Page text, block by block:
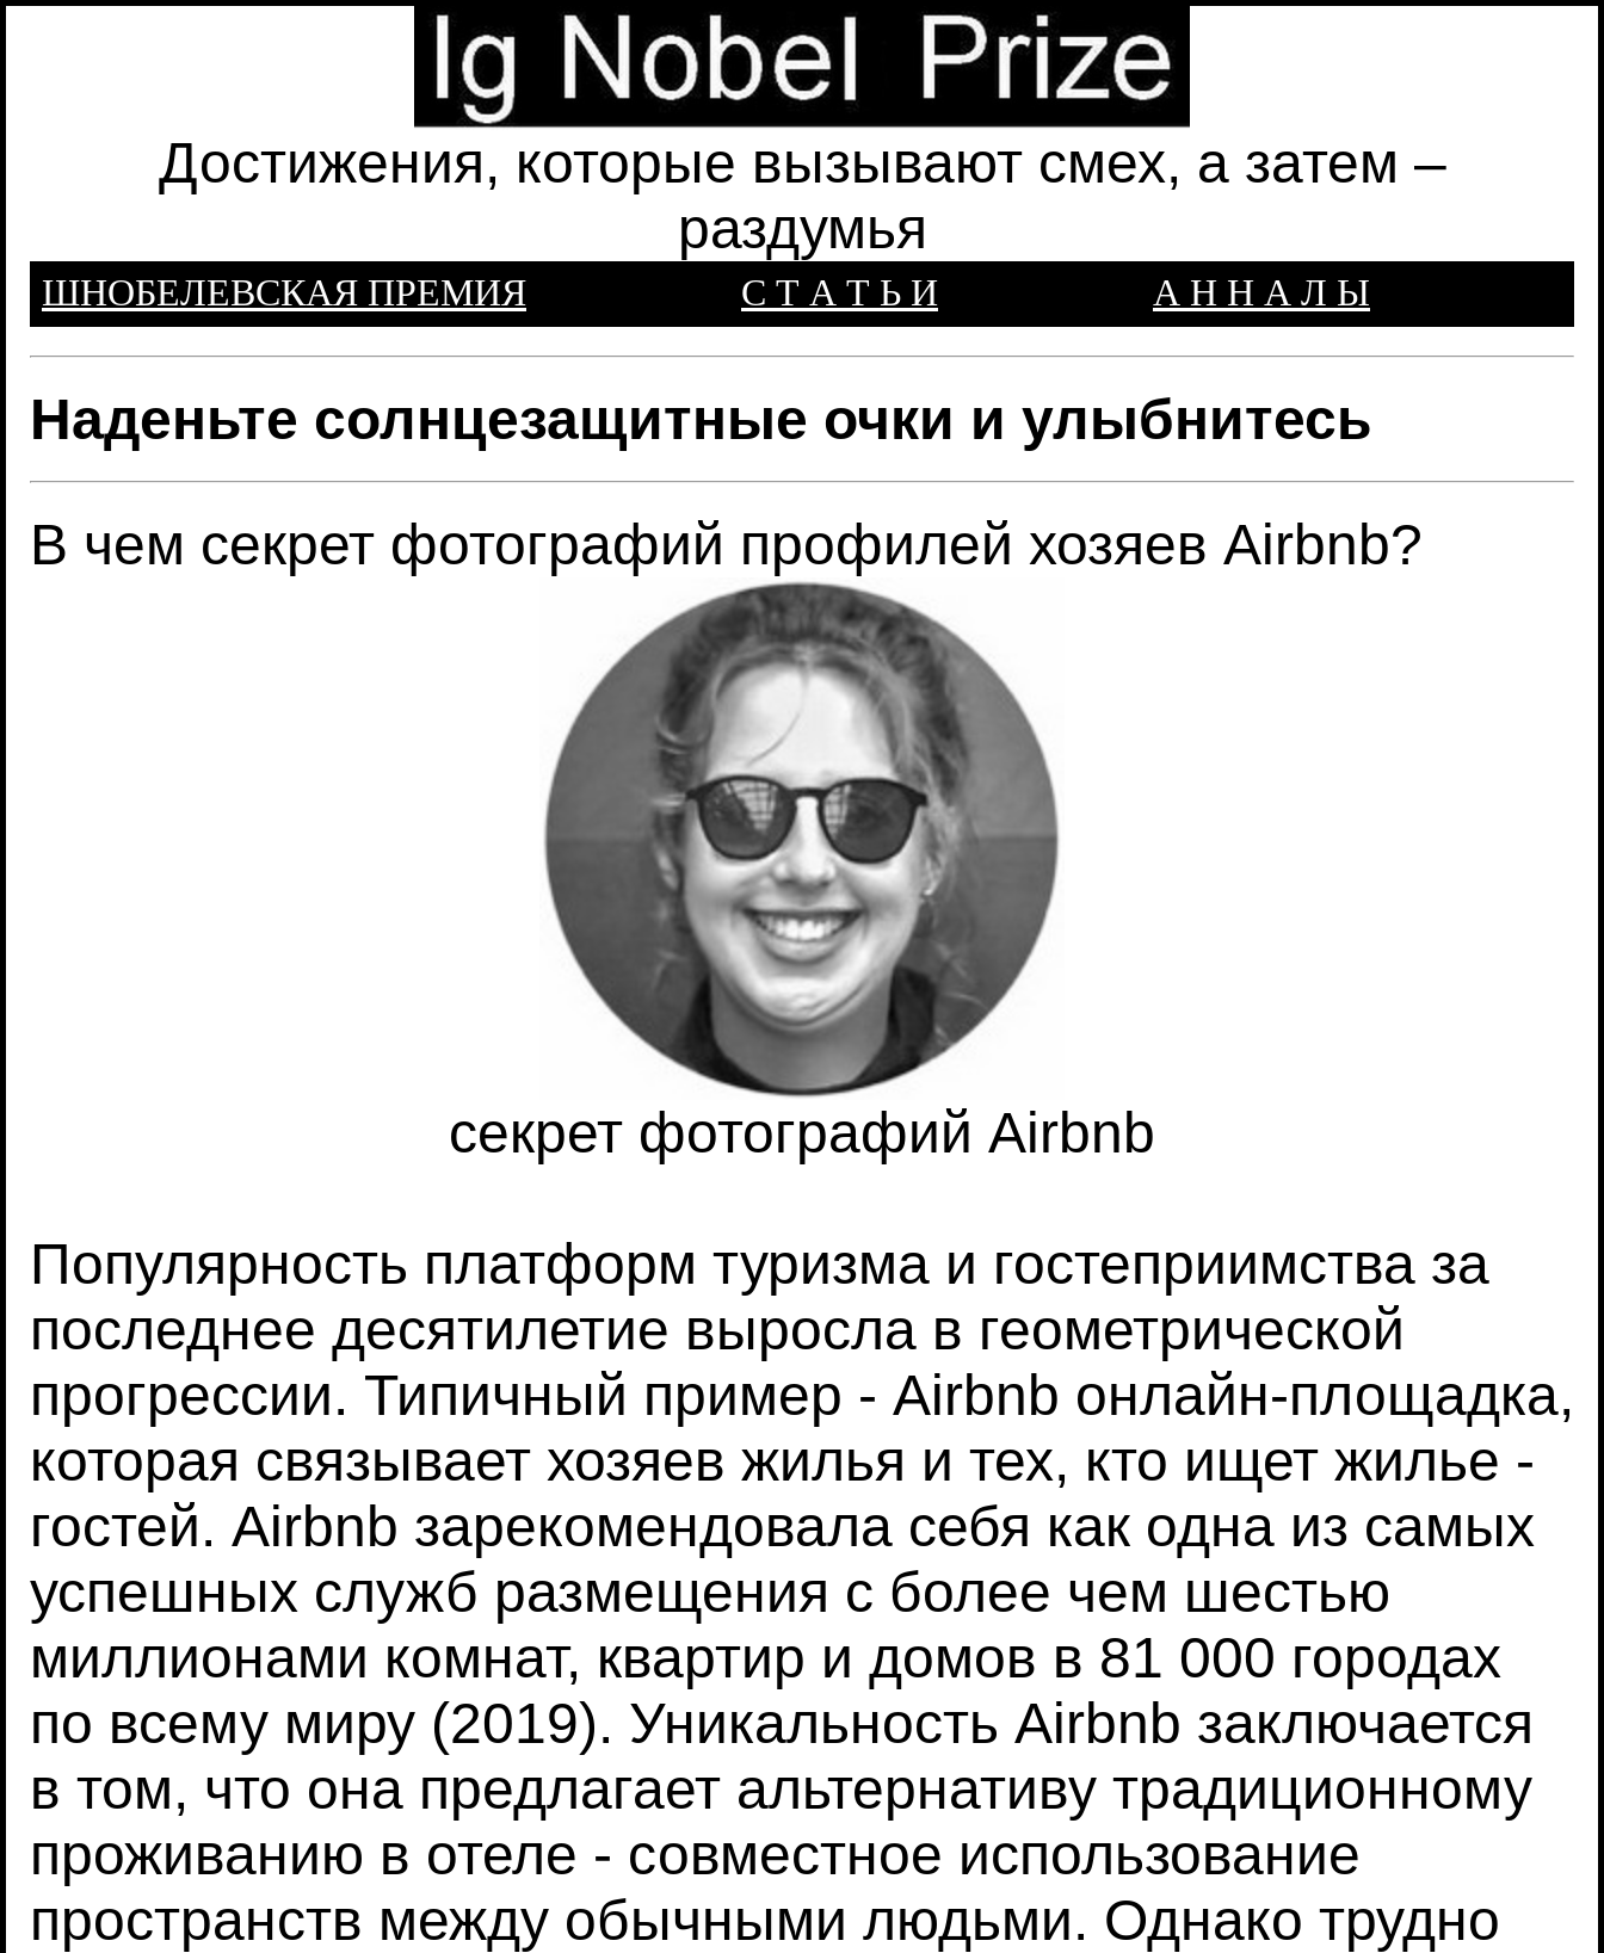
Достижения, которые вызывают смех, а затем –
раздумья
ШНОБЕЛЕВСКАЯ ПРЕМИЯ С Т А Т Ь И А Н Н А Л Ы
Наденьте солнцезащитные очки и улыбнитесь
В чем секрет фотографий профилей хозяев Airbnb?
секрет фотографий Airbnb
Популярность платформ туризма и гостеприимства за
последнее десятилетие выросла в геометрической
прогрессии. Типичный пример - Airbnb онлайн-площадка,
которая связывает хозяев жилья и тех, кто ищет жилье -
гостей. Airbnb зарекомендовала себя как одна из самых
успешных служб размещения с более чем шестью
миллионами комнат, квартир и домов в 81 000 городах
по всему миру (2019). Уникальность Airbnb заключается
в том, что она предлагает альтернативу традиционному
проживанию в отеле - совместное использование
пространств между обычными людьми. Однако трудно